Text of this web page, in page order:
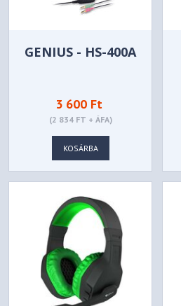
GENIUS - HS-400A
3 600 Ft
(2 834 FT + ÁFA)
KOSÁRBA